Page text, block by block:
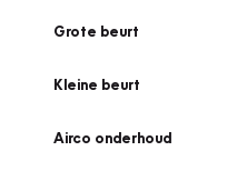
Grote beurt
Kleine beurt
Airco onderhoud